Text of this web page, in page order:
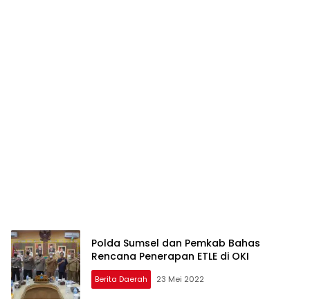
Polda Sumsel dan Pemkab Bahas
Rencana Penerapan ETLE di OKI
Berita Daerah 23 Mei 2022